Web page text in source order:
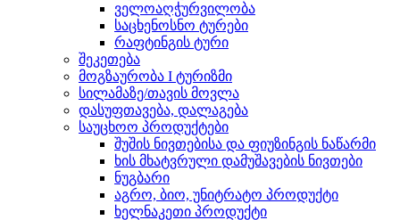
ველოაღჭურვილობა
საცხენოსნო ტურები
რაფტინგის ტური
შეკეთება
მოგზაურობა I ტურიზმი
სილამაზე/თავის მოვლა
დასუფთავება, დალაგება
საუცხოო პროდუქტები
შუშის ნივთებისა და ფიუზინგის ნაწარმი
ხის მხატვრული დამუშავების ნივთები
ნუგბარი
აგრო, ბიო, უნიტრატო პროდუქტი
ხელნაკეთი პროდუქტი